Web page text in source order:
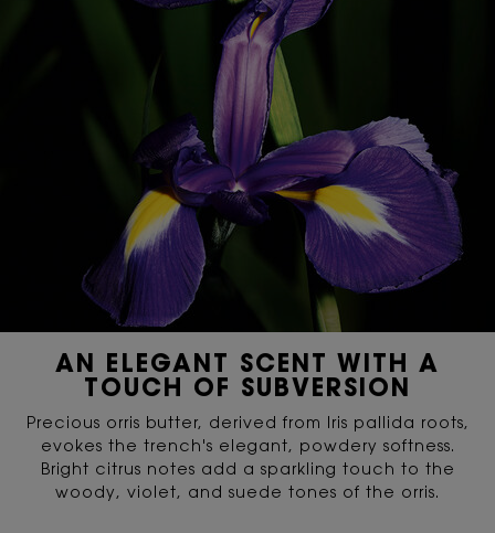
AN ELEGANT SCENT WITH A
TOUCH OF SUBVERSION
Precious orris butter, derived from Iris pallida roots,
evokes the trench's elegant, powdery softness.
Bright citrus notes add a sparkling touch to the
woody, violet, and suede tones of the orris.